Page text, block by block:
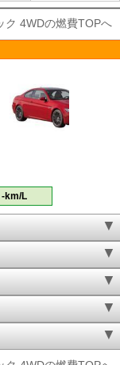
ク 4WDの燃費TOPへ
-km/L